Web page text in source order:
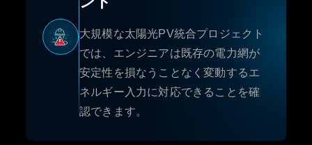
大規模な太陽光PV統合プロジェクト
では、エンジニアは既存の電力網が
安定性を損なうことなく変動するエ
ネルギー入力に対応できることを確
認できます。